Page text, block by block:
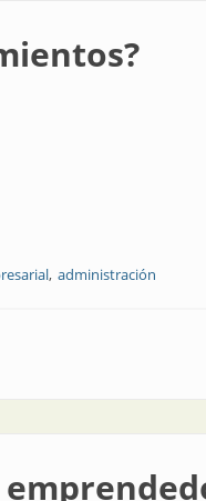
administración